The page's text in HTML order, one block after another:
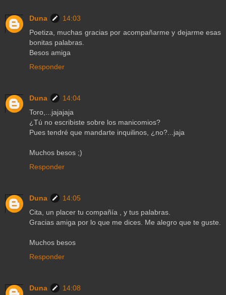
Duna
14:03
Poetiza, muchas gracias por acompañarme y dejarme esas
bonitas palabras.
Besos amiga
Responder
Duna
14:04
Toro,...jajajaja
¿Tú no escribiste sobre los manicomios?
Pues tendré que mandarte inquilinos, ¿no?...jaja
Muchos besos ;)
Responder
Duna
14:05
Cita, un placer tu compañía , y tus palabras.
Gracias amiga por lo que me dices. Me alegro que te guste.
Muchos besos
Responder
Duna
14:08